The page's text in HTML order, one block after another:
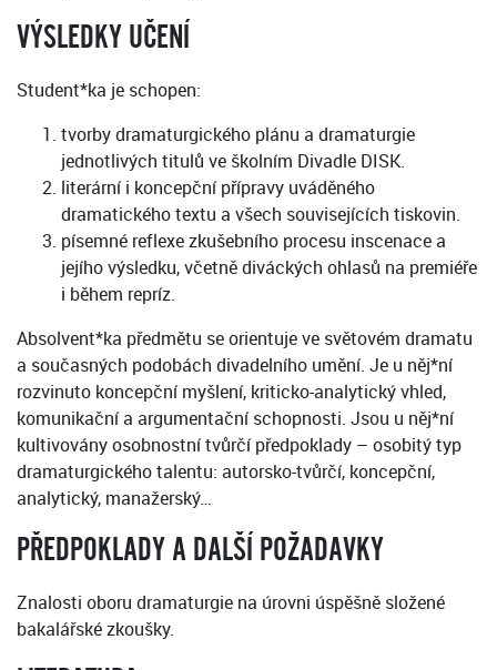
VÝSLEDKY UČENÍ
Student*ka je schopen:
tvorby dramaturgického plánu a dramaturgie
jednotlivých titulů ve školním Divadle DISK.
literární i koncepční přípravy uváděného
dramatického textu a všech souvisejících tiskovin.
písemné reflexe zkušebního procesu inscenace a
jejího výsledku, včetně diváckých ohlasů na premiéře
i během repríz.
Absolvent*ka předmětu se orientuje ve světovém dramatu
a současných podobách divadelního umění. Je u něj*ní
rozvinuto koncepční myšlení, kriticko-analytický vhled,
komunikační a argumentační schopnosti. Jsou u něj*ní
kultivovány osobnostní tvůrčí předpoklady – osobitý typ
dramaturgického talentu: autorsko-tvůrčí, koncepční,
analytický, manažerský…
PŘEDPOKLADY A DALŠÍ POŽADAVKY
Znalosti oboru dramaturgie na úrovni úspěšně složené
bakalářské zkoušky.